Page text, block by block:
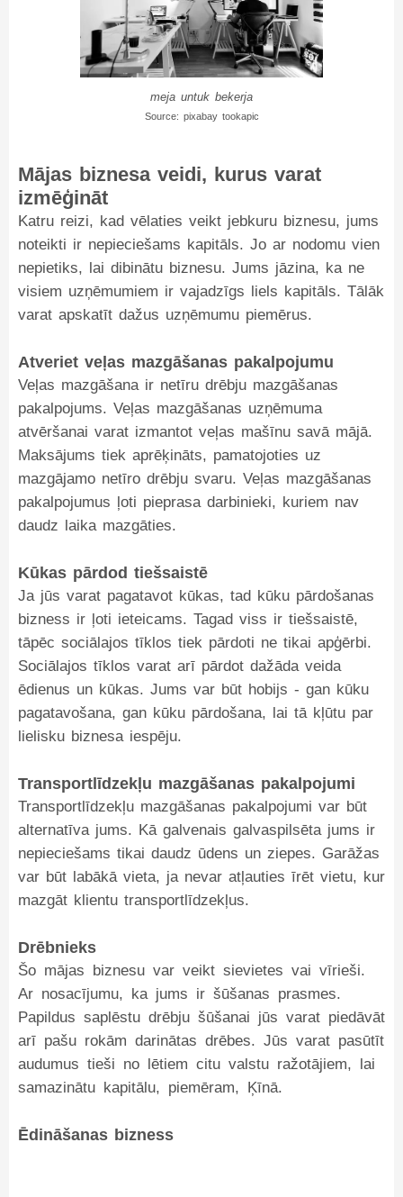
meja untuk bekerja
Source: pixabay tookapic
Mājas biznesa veidi, kurus varat
izmēģināt
Katru reizi, kad vēlaties veikt jebkuru biznesu, jums
noteikti ir nepieciešams kapitāls. Jo ar nodomu vien
nepietiks, lai dibinātu biznesu. Jums jāzina, ka ne
visiem uzņēmumiem ir vajadzīgs liels kapitāls. Tālāk
varat apskatīt dažus uzņēmumu piemērus.
Atveriet veļas mazgāšanas pakalpojumu
Veļas mazgāšana ir netīru drēbju mazgāšanas
pakalpojums. Veļas mazgāšanas uzņēmuma
atvēršanai varat izmantot veļas mašīnu savā mājā.
Maksājums tiek aprēķināts, pamatojoties uz
mazgājamo netīro drēbju svaru. Veļas mazgāšanas
pakalpojumus ļoti pieprasa darbinieki, kuriem nav
daudz laika mazgāties.
Kūkas pārdod tiešsaistē
Ja jūs varat pagatavot kūkas, tad kūku pārdošanas
bizness ir ļoti ieteicams. Tagad viss ir tiešsaistē,
tāpēc sociālajos tīklos tiek pārdoti ne tikai apģērbi.
Sociālajos tīklos varat arī pārdot dažāda veida
ēdienus un kūkas. Jums var būt hobijs - gan kūku
pagatavošana, gan kūku pārdošana, lai tā kļūtu par
lielisku biznesa iespēju.
Transportlīdzekļu mazgāšanas pakalpojumi
Transportlīdzekļu mazgāšanas pakalpojumi var būt
alternatīva jums. Kā galvenais galvaspilsēta jums ir
nepieciešams tikai daudz ūdens un ziepes. Garāžas
var būt labākā vieta, ja nevar atļauties īrēt vietu, kur
mazgāt klientu transportlīdzekļus.
Drēbnieks
Šo mājas biznesu var veikt sievietes vai vīrieši.
Ar nosacījumu, ka jums ir šūšanas prasmes.
Papildus saplēstu drēbju šūšanai jūs varat piedāvāt
arī pašu rokām darinātas drēbes. Jūs varat pasūtīt
audumus tieši no lētiem citu valstu ražotājiem, lai
samazinātu kapitālu, piemēram, Ķīnā.
Ēdināšanas bizness